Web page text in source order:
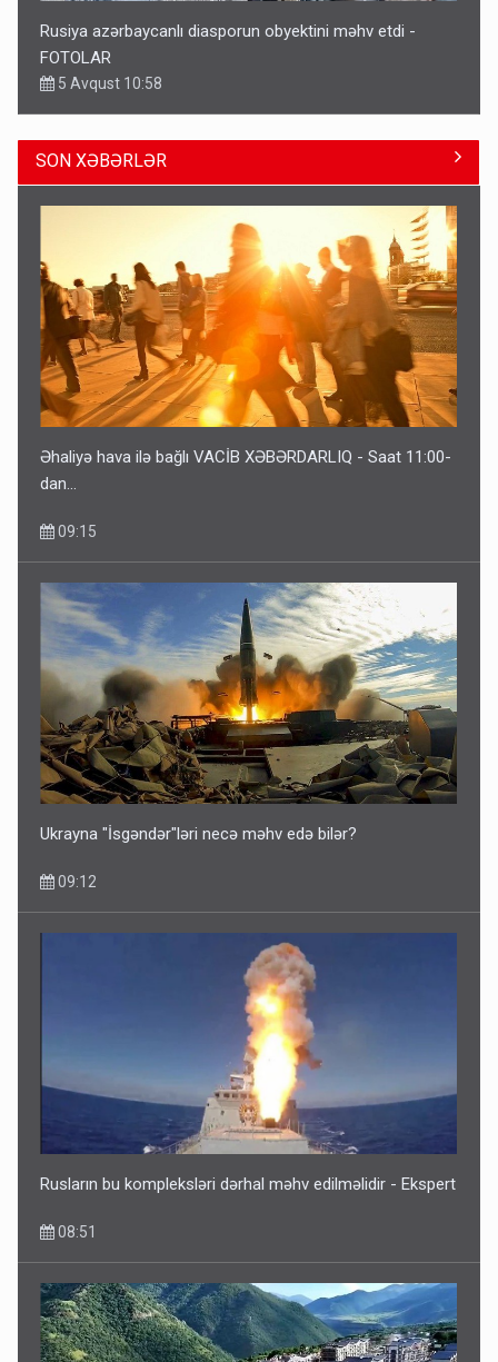
Rusiya azərbaycanlı diasporun obyektini məhv etdi -
FOTOLAR
5 Avqust 10:58
Əhaliyə hava ilə bağlı VACİB XƏBƏRDARLIQ - Saat 11:00-
dan…
ŞOK! David Seliverstov ölkədən qaçdı
6 Avqust 14:14
Bu ölkələrə şəxsiyyət vəsiqəsi ilə gedə biləcəksiniz -
SİYAHI
SON XƏBƏRLƏR
Əhaliyə hava ilə bağlı VACİB XƏBƏRDARLIQ - Saat 11:00-
dan…
09:15
Ukrayna "İsgəndər"ləri necə məhv edə bilər?
09:12
Rusların bu kompleksləri dərhal məhv edilməlidir - Ekspert
08:51